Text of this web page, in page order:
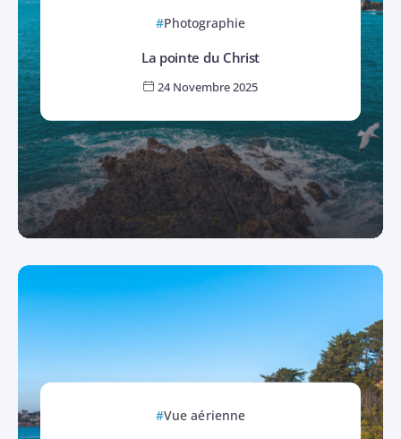
Photographie
La pointe du Christ
24 Novembre 2025
Vue aérienne